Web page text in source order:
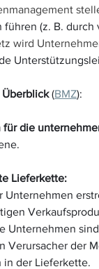
(z. B.
wird
(BMZ):
für die
Lieferkette:
Unternehmen
Unternehmen
Verursacher der
in der Lieferkette.